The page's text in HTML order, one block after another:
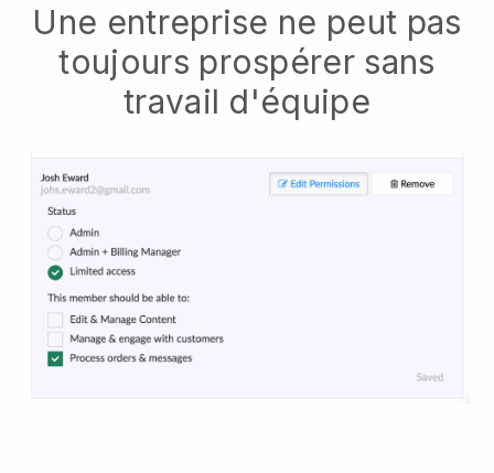
Une entreprise ne peut pas
toujours prospérer sans
travail d'équipe